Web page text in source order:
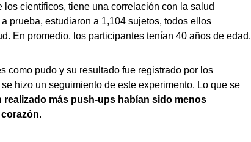
los científicos, tiene una correlación con la salud
prueba, estudiaron a 1,104 sujetos, todos ellos
En promedio, los participantes tenían 40 años de edad.
como pudo y su resultado fue registrado por los
hizo un seguimiento de este experimento. Lo que se
realizado más push-ups habían sido menos
.